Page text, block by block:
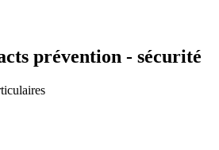
prévention - sécurité